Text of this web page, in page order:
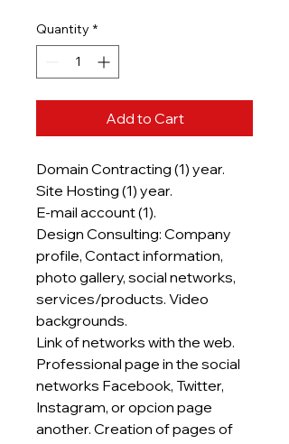
Quantity *
Add to Cart
Domain Contracting (1) year.
Site Hosting (1) year.
E-mail account (1).
Design Consulting: Company
profile, Contact information,
photo gallery, social networks,
services/products. Video
backgrounds.
Link of networks with the web.
Professional page in the social
networks Facebook, Twitter,
Instagram, or opcion page
another. Creation of pages of